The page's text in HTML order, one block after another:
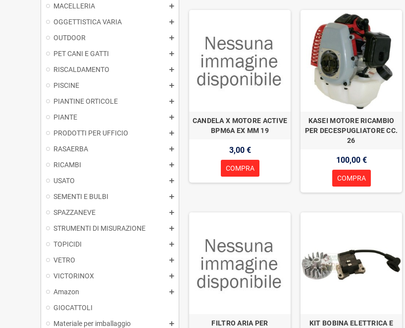
MACELLERIA
OGGETTISTICA VARIA
OUTDOOR
PET CANI E GATTI
RISCALDAMENTO
PISCINE
PIANTINE ORTICOLE
PIANTE
PRODOTTI PER UFFICIO
RASAERBA
RICAMBI
USATO
SEMENTI E BULBI
SPAZZANEVE
STRUMENTI DI MISURAZIONE
TOPICIDI
VETRO
VICTORINOX
Amazon
GIOCATTOLI
Materiale per imballaggio
CANDELA X MOTORE ACTIVE
BPM6A EX MM 19
3,00 €
COMPRA
KASEI MOTORE RICAMBIO
PER DECESPUGLIATORE CC.
26
100,00 €
COMPRA
FILTRO ARIA PER
KIT BOBINA ELETTRICA E